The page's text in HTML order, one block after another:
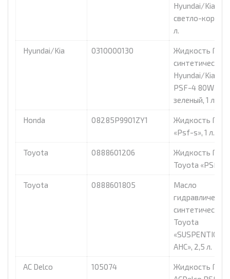
Hyundai/Kia
светло-
л.
Hyundai/Kia 0310000130
Жидкость ГУР
синтетическая
Hyundai/Kia
PSF-4 80W»
зеленый, 1 л
Honda 08285P9901ZY1
Жидкость ГУР
«Psf-s», 1 л.
Toyota 0888601206
Жидкость ГУР
Toyota «PSF-
Toyota 0888601805
Масло
синтетическое
Toyota
«SUSPENTION
AHC», 2,5 л.
AC Delco 105074
Жидкость ГУР